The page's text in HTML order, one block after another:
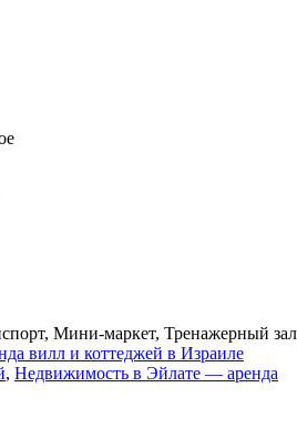
Мини-маркет, Тренажерный
вилл и коттеджей в Израиле
, Недвижимость в Эйлате — аренда